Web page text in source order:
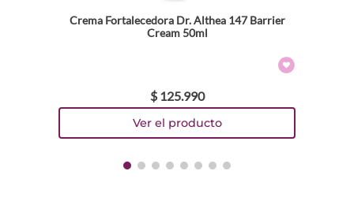
Crema Fortalecedora Dr. Althea 147 Barrier
Cream 50ml
$ 125.990